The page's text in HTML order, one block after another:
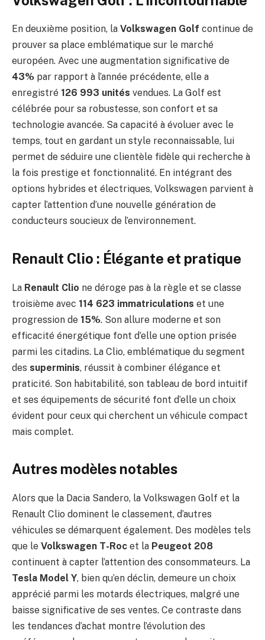
En deuxième position, la Volkswagen Golf continue de
prouver sa place emblématique sur le marché
européen. Avec une augmentation significative de
43% par rapport à l’année précédente, elle a
enregistré 126 993 unités vendues. La Golf est
célébrée pour sa robustesse, son confort et sa
technologie avancée. Sa capacité à évoluer avec le
temps, tout en gardant un style reconnaissable, lui
permet de séduire une clientèle fidèle qui recherche à
la fois prestige et fonctionnalité. En intégrant des
options hybrides et électriques, Volkswagen parvient à
capter l’attention d’une nouvelle génération de
conducteurs soucieux de l’environnement.
Renault Clio : Élégante et pratique
La Renault Clio ne déroge pas à la règle et se classe
troisième avec 114 623 immatriculations et une
progression de 15%. Son allure moderne et son
efficacité énergétique font d’elle une option prisée
parmi les citadins. La Clio, emblématique du segment
des superminis, réussit à combiner élégance et
praticité. Son habitabilité, son tableau de bord intuitif
et ses équipements de sécurité font d’elle un choix
évident pour ceux qui cherchent un véhicule compact
mais complet.
Autres modèles notables
Alors que la Dacia Sandero, la Volkswagen Golf et la
Renault Clio dominent le classement, d’autres
véhicules se démarquent également. Des modèles tels
que le Volkswagen T-Roc et la Peugeot 208
continuent à capter l’attention des consommateurs. La
Tesla Model Y, bien qu’en déclin, demeure un choix
apprécié parmi les motards électriques, malgré une
baisse significative de ses ventes. Ce contraste dans
les tendances d’achat montre l’évolution des